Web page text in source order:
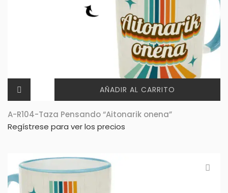
AÑADIR AL CARRITO
A-R104-Taza Pensando “Aitonarik onena”
Regístrese para ver los precios